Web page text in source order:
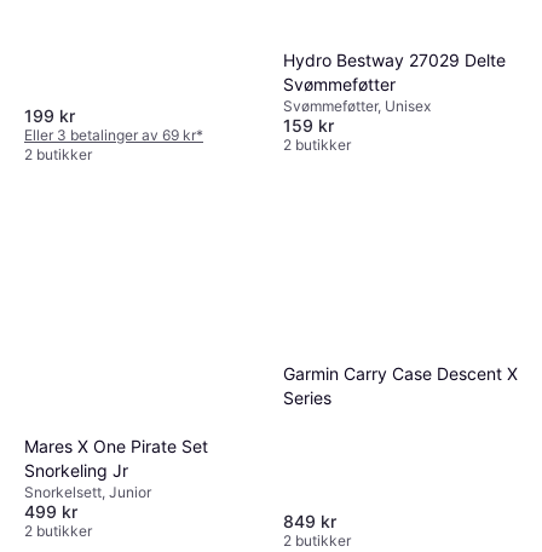
199 kr
Eller 3 betalinger av 69 kr*
2 butikker
Hydro Bestway 27029 Delte
Svømmeføtter
Svømmeføtter, Unisex
159 kr
2 butikker
Mares X One Pirate Set
Snorkeling Jr
Snorkelsett, Junior
499 kr
2 butikker
Garmin Carry Case Descent X
Series
849 kr
2 butikker